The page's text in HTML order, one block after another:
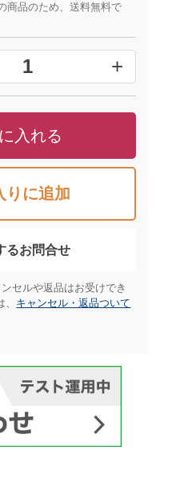
商品のため、送料無料で
1 +
入れる
りに追加
るお問合せ​
セルや返品はお受けでき
キャンセル・返品ついて